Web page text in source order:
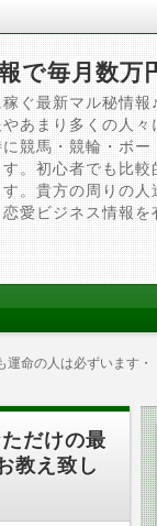
で毎月数万
ぐ最新マル秘情
あまり多くの人
競馬・競輪・ボ
。初心者でも比
。貴方の周りの
愛ビジネス情報
運命の人は必ずいます
だけの最
教え致し